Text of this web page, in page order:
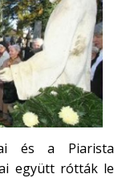
és a Piarista
együtt rótták le